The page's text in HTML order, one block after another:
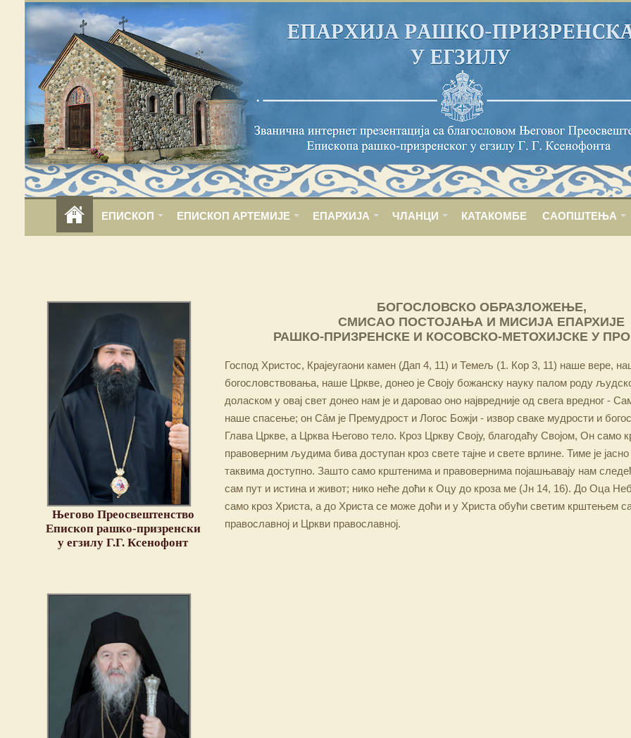
ЕПИСКОП ЕПИСКОП АРТЕМИЈЕ ЕПАРХИЈА ЧЛАНЦИ КАТАКОМБЕ САОПШТЕЊА
Његово Преосвештенство
Епископ рашко-призренски
у егзилу Г.Г. Ксенофонт
БОГОСЛОВСКО ОБРАЗЛОЖЕЊЕ,
СМИСАО ПОСТОЈАЊА И МИСИЈА ЕПАРХИЈЕ
РАШКО-ПРИЗРЕНСКЕ И КОСОВСКО-МЕТОХИЈСКЕ У
Господ Христос, Крајеугаони камен (Дап 4, 11) и Темељ (1. Кор 3, 11) наше вере,
богословствовања, наше Цркве, донео је Своју божанску науку палом роду
доласком у овај свет донео нам је и даровао оно највредније од свега вредног -
наше спасење; он Сâм је Премудрост и Логос Божји - извор сваке мудрости и
Глава Цркве, а Црква Његово тело. Кроз Цркву Своју, благодаћу Својом, Он само
правоверним људима бива доступан кроз свете тајне и свете врлине. Тиме је
таквима доступно. Зашто само крштенима и правовернима појашњавају нам
сам пут и истина и живот; нико неће доћи к Оцу до кроза ме (Јн 14, 16). До Оца
само кроз Христа, а до Христа се може доћи и у Христа обући светим крштењем
православној и Цркви православној.